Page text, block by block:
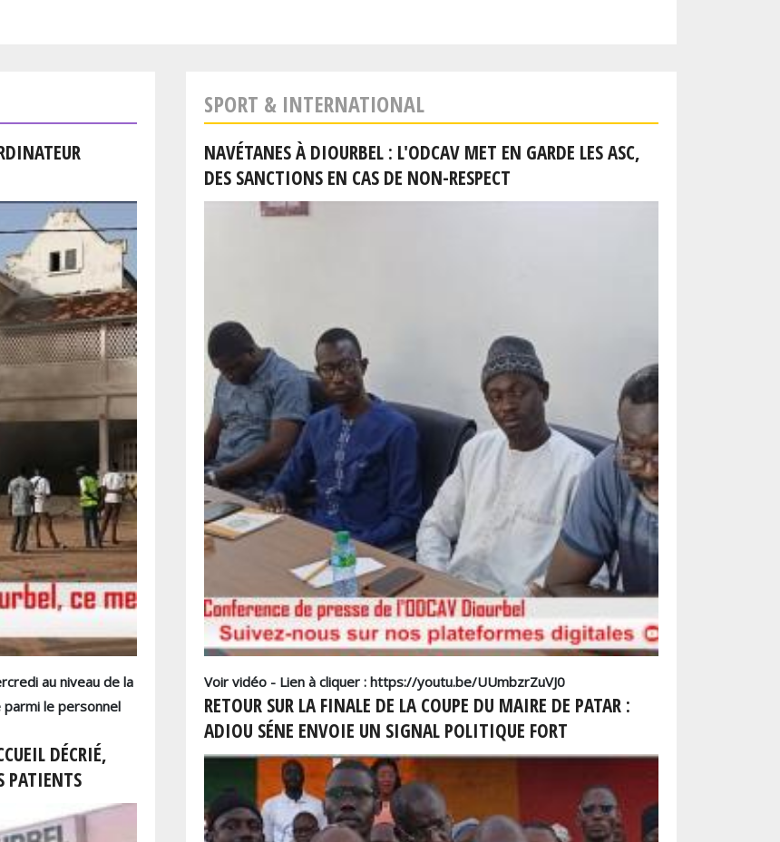
au niveau de la
le personnel
DÉCRIÉ,
PATIENTS
SPORT & INTERNATIONAL
NAVÉTANES À DIOURBEL : L'ODCAV MET EN GARDE LES ASC,
DES SANCTIONS EN CAS DE NON-RESPECT
Voir vidéo - Lien à cliquer : https://youtu.be/UUmbzrZuVJ0
RETOUR SUR LA FINALE DE LA COUPE DU MAIRE DE PATAR :
ADIOU SÉNE ENVOIE UN SIGNAL POLITIQUE FORT